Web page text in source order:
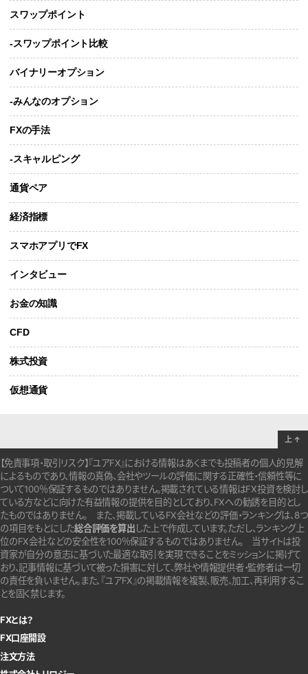
スワップポイント
-スワップポイント比較
バイナリーオプション
-みんなのオプション
FXの手法
-スキャルピング
通貨ペア
経済指標
スマホアプリでFX
インタビュー
お金の知識
CFD
株式投資
仮想通貨
【免責事項・取引リスク】『ユアFX』における情報はあくまでも投稿者の個人的見解
によるものであり、情報の真偽、会社やツールの評価に関する正確性・信頼性等に
ついて100％保証するものではありません。掲載されている情報はFX投資を検討し
ている方などに向けた有益情報の提供を目的としており、FXへの勧誘を目的とし
たものではありません。 また、掲載しているFX会社などの評価・ランキングは、8つ
の項目をもとにした総合評価を算出 した上で作成しています。ただし、ランキング上
位のFX会社などの安全性を100％保証するものではありません。
当サイトは投
資家が自分の意志に基づいた最適な取引を実現できることをミッションに掲げて
おり、記事情報に基づいて被った損害に対して、弊社や情報提供者・監修者は一切
の責任を負いません。また、『ユアFX』の掲載情報を複製、販売、加工、再利用するこ
とを固く禁じます。
FXとは？
FX口座開設
注文方法
上 ↑